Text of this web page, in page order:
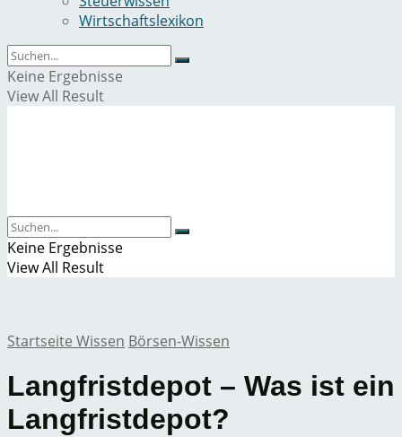
Wirtschaftslexikon
Keine Ergebnisse
View All Result
Keine Ergebnisse
View All Result
Startseite Wissen Börsen-Wissen
Langfristdepot – Was ist ein
Langfristdepot?